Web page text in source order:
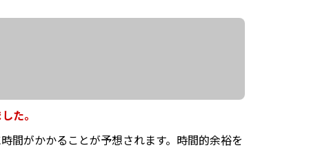
た。
間がかかることが予想されます。時間的余裕を